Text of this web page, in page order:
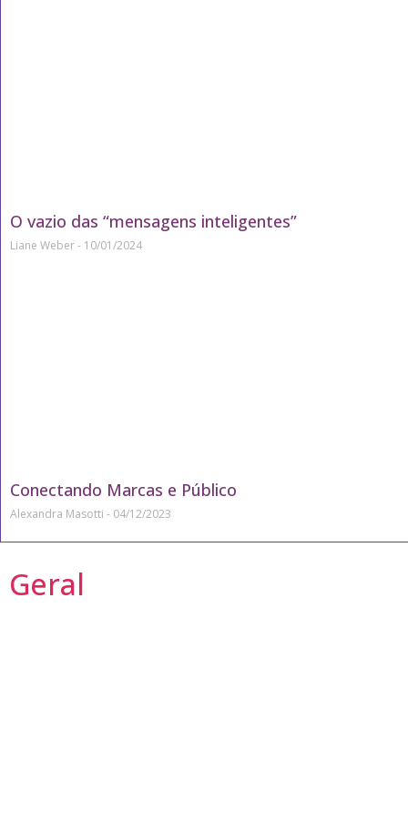
O vazio das “mensagens inteligentes”
Liane Weber 10/01/2024
Conectando Marcas e Público
Alexandra Masotti 04/12/2023
Geral